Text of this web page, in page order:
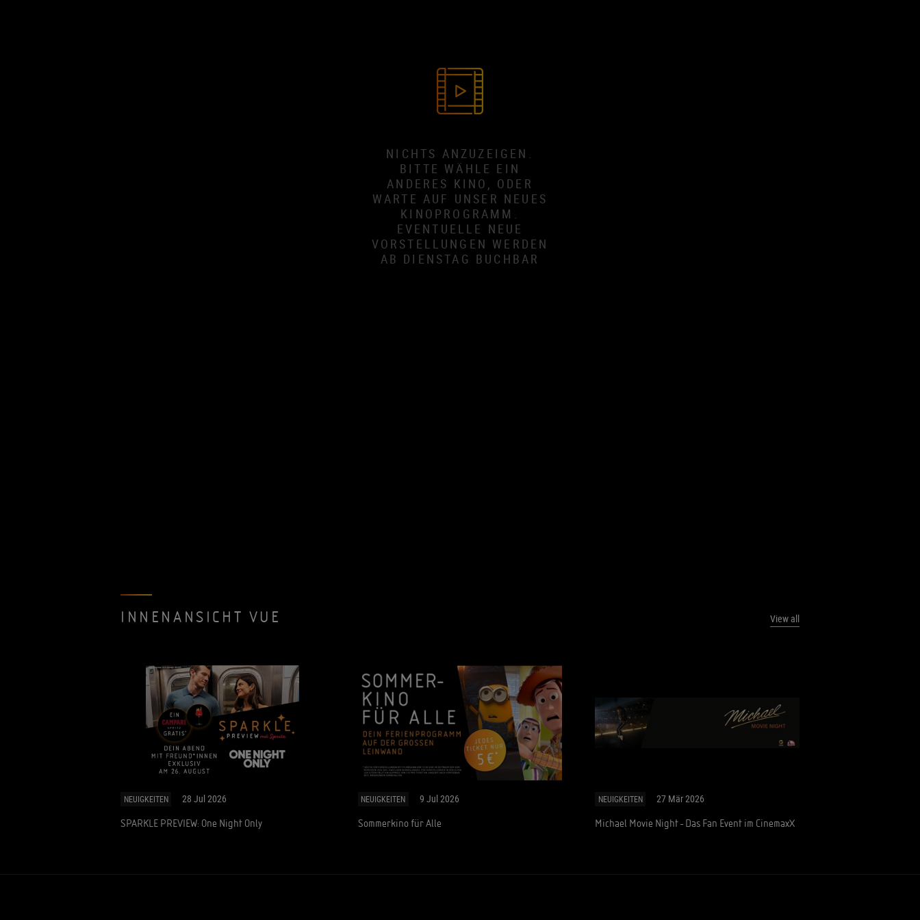
NICHTS ANZUZEIGEN.
BITTE WÄHLE EIN
ANDERES KINO, ODER
WARTE AUF UNSER NEUES
KINOPROGRAMM.
EVENTUELLE NEUE
VORSTELLUNGEN WERDEN
AB DIENSTAG BUCHBAR
INNENANSICHT VUE View all
NEUIGKEITEN 28 Jul 2026
SPARKLE PREVIEW: One Night Only
NEUIGKEITEN 9 Jul 2026
Sommerkino für Alle
NEUIGKEITEN 27 Mär 2026
Michael Movie Night - Das Fan Event im CinemaxX